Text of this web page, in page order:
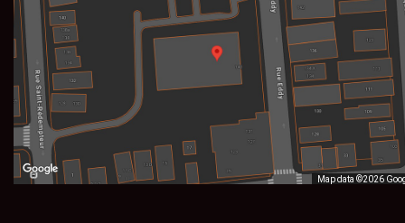
Map data ©2026